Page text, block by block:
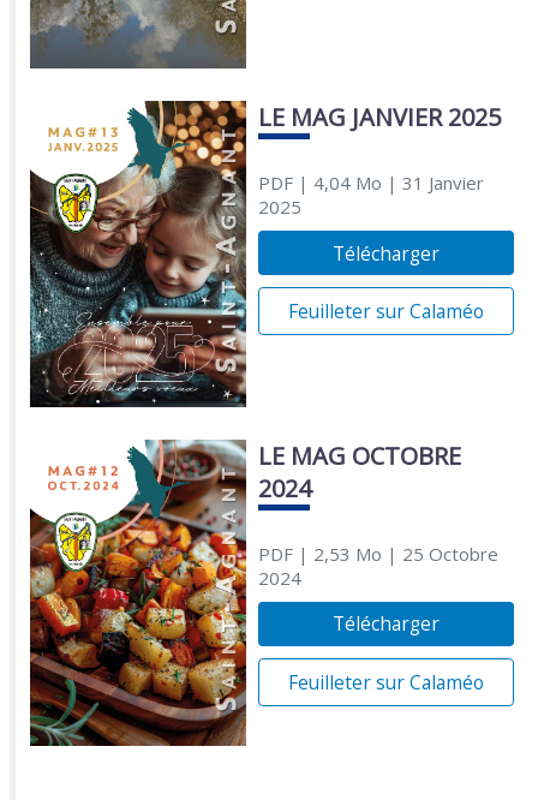
LE MAG JANVIER 2025
PDF| 4,04 Mo | 31 Janvier
2025
Télécharger
Feuilleter sur Calaméo
LE MAG OCTOBRE
2024
PDF| 2,53 Mo | 25 Octobre
2024
Télécharger
Feuilleter sur Calaméo